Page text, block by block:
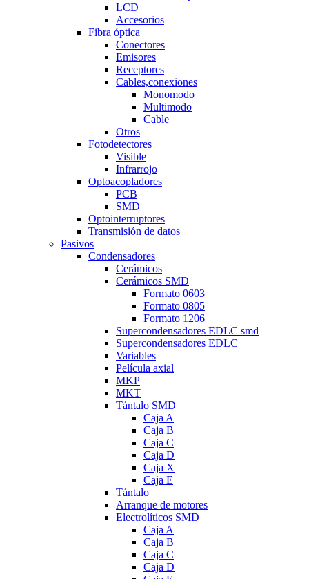
LCD
Accesorios
Fibra óptica
Conectores
Emisores
Receptores
Cables,conexiones
Monomodo
Multimodo
Cable
Otros
Fotodetectores
Visible
Infrarrojo
Optoacopladores
PCB
SMD
Optointerruptores
Transmisión de datos
Pasivos
Condensadores
Cerámicos
Cerámicos SMD
Formato 0603
Formato 0805
Formato 1206
Supercondensadores EDLC smd
Supercondensadores EDLC
Variables
Película axial
MKP
MKT
Tántalo SMD
Caja A
Caja B
Caja C
Caja D
Caja X
Caja E
Tántalo
Arranque de motores
Electrolíticos SMD
Caja A
Caja B
Caja C
Caja D